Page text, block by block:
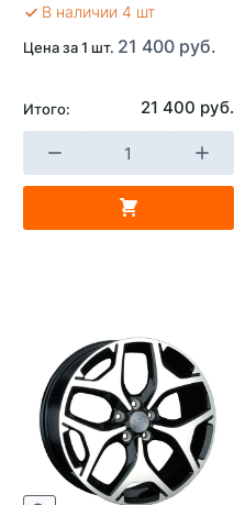
В наличии 4 шт
Цена за 1 шт. 21 400 руб.
Итого: 21 400 руб.